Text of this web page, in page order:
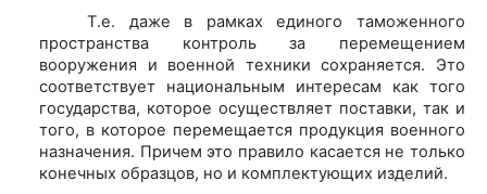
Т.е. даже в рамках единого таможенного
пространства контроль за перемещением
вооружения и военной техники сохраняется. Это
соответствует национальным интересам как того
государства, которое осуществляет поставки, так и
того, в которое перемещается продукция военного
назначения. Причем это правило касается не только
конечных образцов, но и комплектующих изделий.